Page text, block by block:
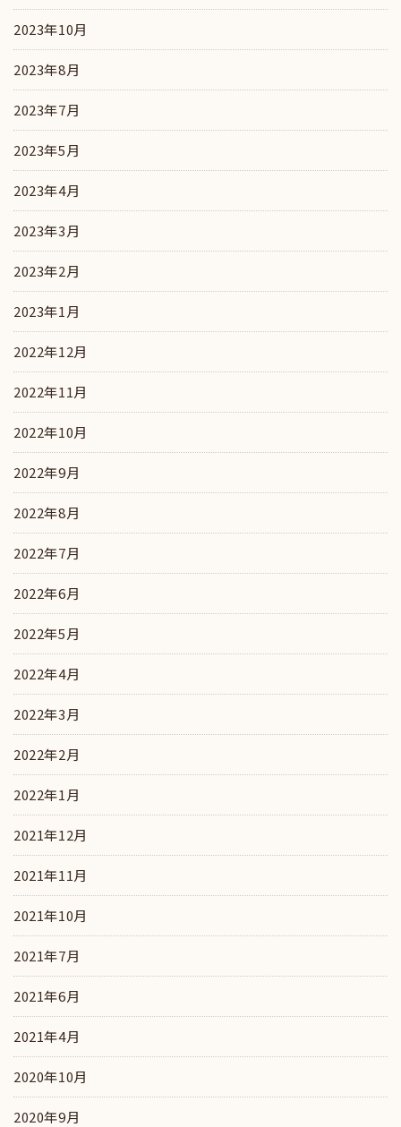
2023年10月
2023年8月
2023年7月
2023年5月
2023年4月
2023年3月
2023年2月
2023年1月
2022年12月
2022年11月
2022年10月
2022年9月
2022年8月
2022年7月
2022年6月
2022年5月
2022年4月
2022年3月
2022年2月
2022年1月
2021年12月
2021年11月
2021年10月
2021年7月
2021年6月
2021年4月
2020年10月
2020年9月